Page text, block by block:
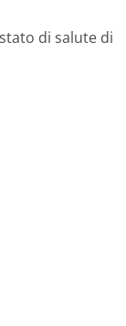
di salute di